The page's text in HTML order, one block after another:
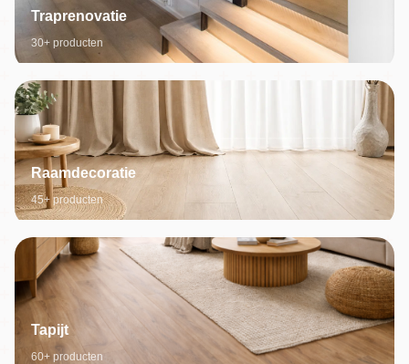
Traprenovatie
30+ producten
Raamdecoratie
45+ producten
Tapijt
60+ producten